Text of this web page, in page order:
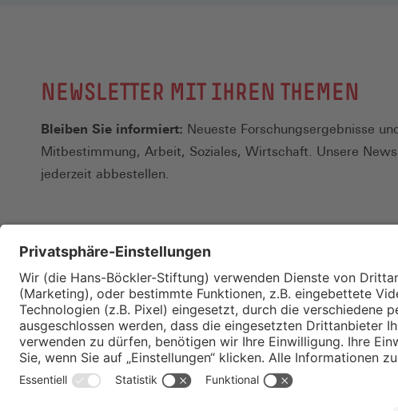
NEWSLETTER MIT IHREN THEMEN
Bleiben Sie informiert: Neueste Forschungsergebnisse
Mitbestimmung, Arbeit, Soziales, Wirtschaft. Unsere
jederzeit abbestellen.
Kontakt
Merkzettel
Impressum
Datenschutz